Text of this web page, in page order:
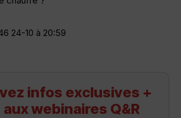
24-10 à 20:59
infos exclusives +
webinaires Q&R